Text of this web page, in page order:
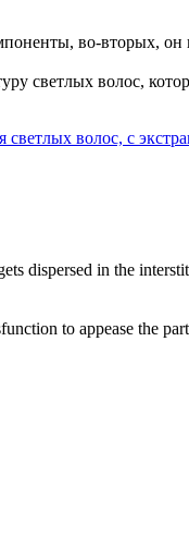
во-вторых, он
светлых волос,
волос, с
dispersed in the
to appease the